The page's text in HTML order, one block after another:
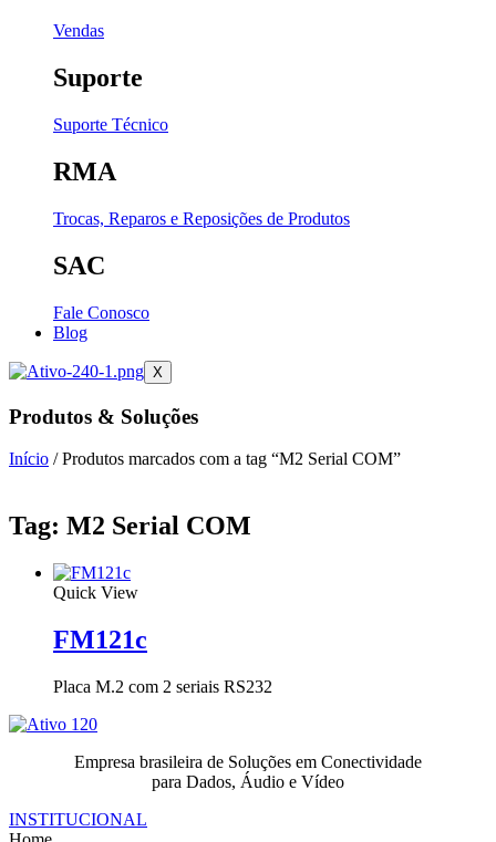
Vendas
Suporte
Suporte Técnico
RMA
Trocas, Reparos e Reposições de Produtos
SAC
Fale Conosco
Blog
X
Produtos & Soluções
Início / Produtos marcados com a tag “M2 Serial COM”
Tag: M2 Serial COM
Quick View
FM121c
Placa M.2 com 2 seriais RS232
Empresa brasileira de Soluções em Conectividade
para Dados, Áudio e Vídeo
INSTITUCIONAL